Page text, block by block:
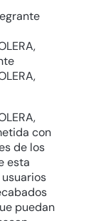
con
de los
esta
puedan